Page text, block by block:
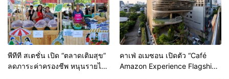
พีทีที สเตชั่น เปิด “ตลาดเติมสุข”
ลดภาระค่าครองชีพ หนุนรายได้
คาเฟ่ อเมซอน เปิดตัว “Café
Amazon Experience Flagship